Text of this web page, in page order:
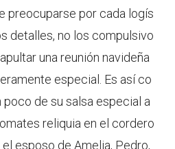
preocuparse por cada logís
detalles, no los compulsivo
una reunión navideña
especial. Es así co
poco de su salsa especial a
reliquia en el cordero
esposo de Amelia, Pedro,